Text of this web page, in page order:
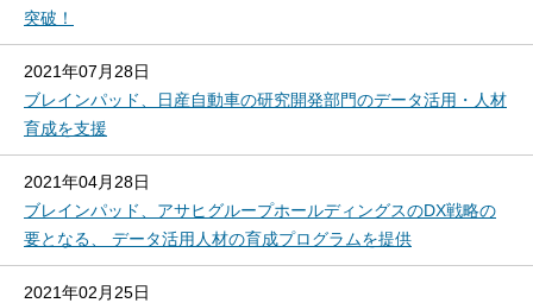
突破！
2021年07月28日
ブレインパッド、日産自動車の研究開発部門のデータ活用・人材
育成を支援
2021年04月28日
ブレインパッド、アサヒグループホールディングスのDX戦略の
要となる、 データ活用人材の育成プログラムを提供
2021年02月25日